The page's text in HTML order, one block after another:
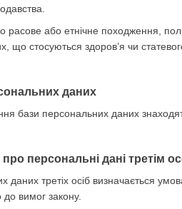
або етнічне походження,
що стосуються здоров’я чи
даних
бази персональних даних
персональні дані третім
третіх осіб визначається
до вимог закону.